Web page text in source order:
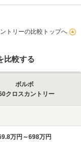
トリーの比較トップへ
比較する
ボルボ
クロスカントリー
万円～698万円